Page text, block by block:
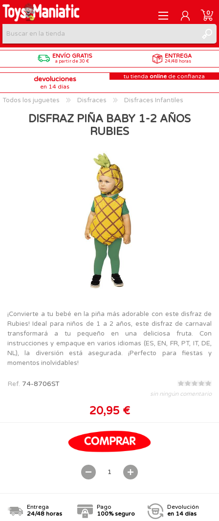
REGISTRARME
INICIAR SESIÓN
0
ENVÍO GRATIS
a partir de 30 €
ENTREGA
24/48 horas
devoluciones
en 14 días
tu tienda online de confianza
Todos los juguetes Disfraces Disfraces Infantiles
DISFRAZ PIÑA BABY 1-2 AÑOS
RUBIES
¡Convierte a tu bebé en la piña más adorable con este disfraz de
Rubies! Ideal para niños de 1 a 2 años, este disfraz de carnaval
transformará a tu pequeño en una deliciosa fruta. Con
instrucciones y empaque en varios idiomas (ES, EN, FR, PT, IT, DE,
NL), la diversión está asegurada. ¡Perfecto para fiestas y
momentos inolvidables!
Ref. 74-8706ST
sin ningún comentario
20,95 €
Entrega
24/48 horas
Pago
100% seguro
Devolución
en 14 días